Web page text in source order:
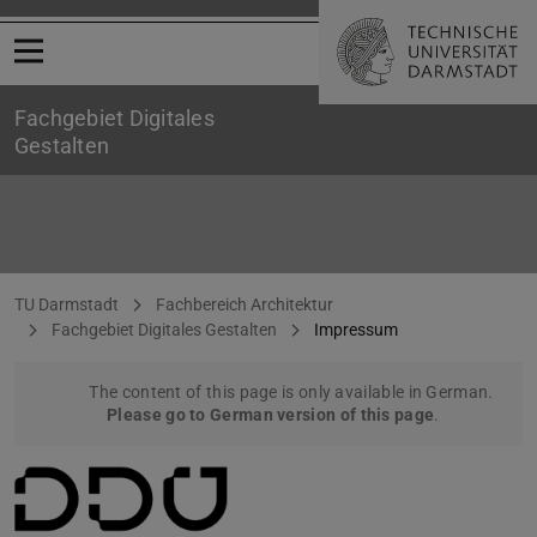
Open menu
Fachgebiet Digitales
Gestalten
You are here:
TU Darmstadt
Fachbereich Architektur
Fachgebiet Digitales Gestalten
Impressum
The content of this page is only available in German.
Please go to German version of this page.